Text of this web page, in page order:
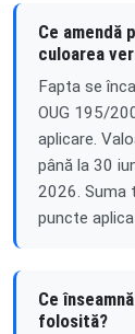
Ce amendă
culoarea
Fapta se
OUG 195/
aplicare.
până la 30
2026. Suma
puncte
Ce
folosită?